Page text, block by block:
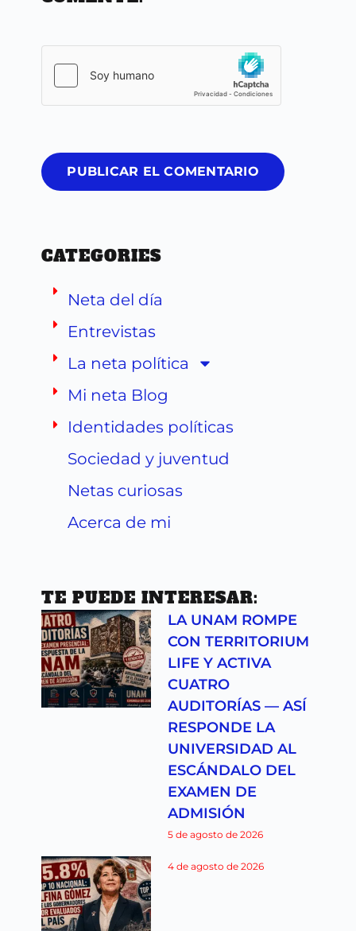
PUBLICAR EL COMENTARIO
CATEGORIES
Neta del día
Entrevistas
La neta política
Mi neta Blog
Identidades políticas
Sociedad y juventud
Netas curiosas
Acerca de mi
TE PUEDE INTERESAR:
LA UNAM ROMPE
CON TERRITORIUM
LIFE Y ACTIVA
CUATRO
AUDITORÍAS — ASÍ
RESPONDE LA
UNIVERSIDAD AL
ESCÁNDALO DEL
EXAMEN DE
ADMISIÓN
5 de agosto de 2026
4 de agosto de 2026